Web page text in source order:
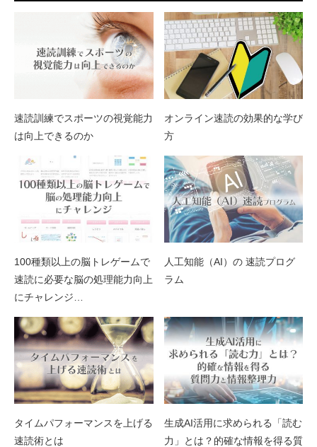
速読訓練でスポーツの視覚能力
は向上できるのか
オンライン速読の効果的な学び
方
100種類以上の脳トレゲームで
速読に必要な脳の処理能力向上
にチャレンジ…
人工知能（AI）の 速読プログ
ラム
タイムパフォーマンスを上げる
速読術とは
生成AI活用に求められる「読む
力」とは？的確な情報を得る質